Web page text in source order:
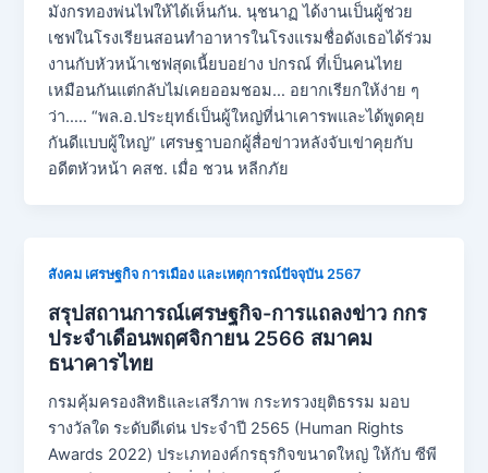
มังกรทองพ่นไฟให้ได้เห็นกัน. นุชนาฏ ได้งานเป็นผู้ช่วย
เชฟในโรงเรียนสอนทําอาหารในโรงแรมชื่อดังเธอได้ร่วม
งานกับหัวหน้าเชฟสุดเนี้ยบอย่าง ปกรณ์ ที่เป็นคนไทย
เหมือนกันแต่กลับไม่เคยออมชอม… อยากเรียกให้ง่าย ๆ
ว่า….. “พล.อ.ประยุทธ์เป็นผู้ใหญ่ที่น่าเคารพและได้พูดคุย
กันดีแบบผู้ใหญ่” เศรษฐาบอกผู้สื่อข่าวหลังจับเข่าคุยกับ
อดีตหัวหน้า คสช. เมื่อ ชวน หลีกภัย
สังคม เศรษฐกิจ การเมือง และเหตุการณ์ปัจจุบัน 2567
สรุปสถานการณ์เศรษฐกิจ-การแถลงข่าว กกร
ประจำเดือนพฤศจิกายน 2566 สมาคม
ธนาคารไทย
กรมคุ้มครองสิทธิและเสรีภาพ กระทรวงยุติธรรม มอบ
รางวัลใด ระดับดีเด่น ประจำปี 2565 (Human Rights
Awards 2022) ประเภทองค์กรธุรกิจขนาดใหญ่ ให้กับ ซีพี